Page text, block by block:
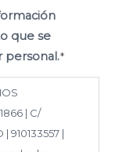
que se
personal.*
| C/
910133557 |